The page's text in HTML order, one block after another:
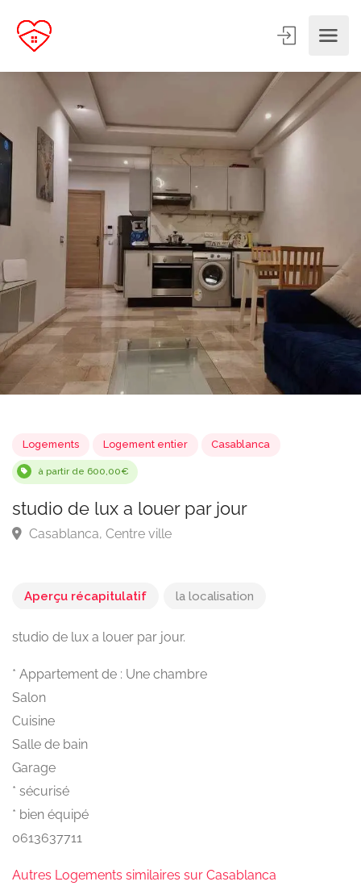
Logements Logement entier
à partir de 600,00€
Aperçu récapitulatif la localisation
studio de lux a louer par jour.
* Appartement de : Une chambre
Salon
Cuisine
Salle de bain
Garage
* sécurisé
* bien équipé
0613637711
Autres Logements similaires sur Casablanca